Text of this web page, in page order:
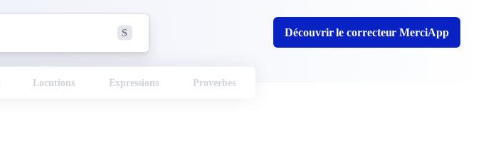
S Découvrir le correcteur MerciApp
Locutions Expressions Proverbes